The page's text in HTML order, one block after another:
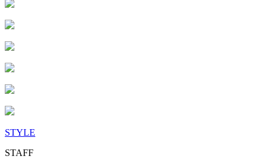
STYLE
STAFF